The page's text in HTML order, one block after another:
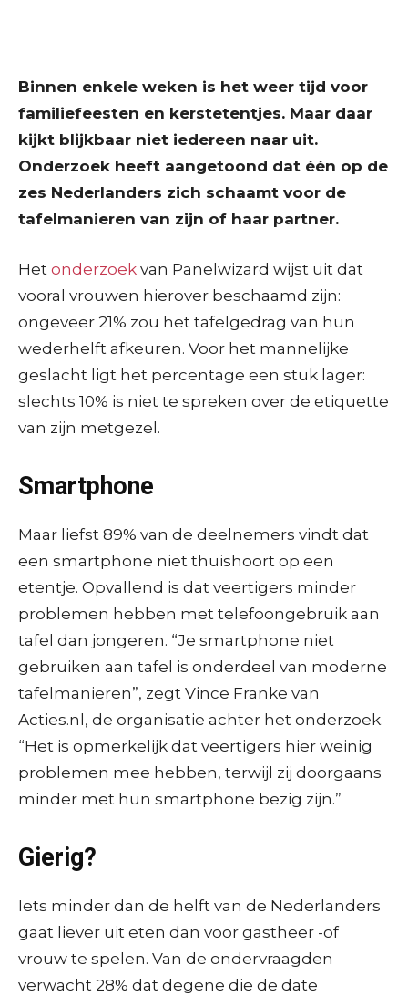
Binnen enkele weken is het weer tijd voor
familiefeesten en kerstetentjes. Maar daar
kijkt blijkbaar niet iedereen naar uit.
Onderzoek heeft aangetoond dat één op de
zes Nederlanders zich schaamt voor de
tafelmanieren van zijn of haar partner.
Het onderzoek van Panelwizard wijst uit dat
vooral vrouwen hierover beschaamd zijn:
ongeveer 21% zou het tafelgedrag van hun
wederhelft afkeuren. Voor het mannelijke
geslacht ligt het percentage een stuk lager:
slechts 10% is niet te spreken over de etiquette
van zijn metgezel.
Smartphone
Maar liefst 89% van de deelnemers vindt dat
een smartphone niet thuishoort op een
etentje. Opvallend is dat veertigers minder
problemen hebben met telefoongebruik aan
tafel dan jongeren. “Je smartphone niet
gebruiken aan tafel is onderdeel van moderne
tafelmanieren”, zegt Vince Franke van
Acties.nl, de organisatie achter het onderzoek.
“Het is opmerkelijk dat veertigers hier weinig
problemen mee hebben, terwijl zij doorgaans
minder met hun smartphone bezig zijn.”
Gierig?
Iets minder dan de helft van de Nederlanders
gaat liever uit eten dan voor gastheer -of
vrouw te spelen. Van de ondervraagden
verwacht 28% dat degene die de date